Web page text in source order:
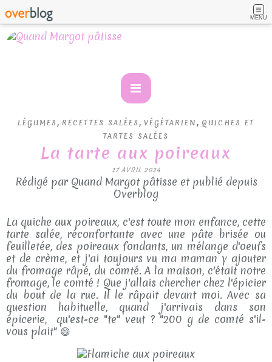
MENU
LÉGUMES , RECETTES SALÉES , VÉGÉTARIEN , QUICHES ET
TARTES SALÉES
La tarte aux poireaux
17 AVRIL 2024
Rédigé par Quand Margot pâtisse et publié depuis
Overblog
La quiche aux poireaux, c'est toute mon enfance, cette
tarte salée, réconfortante avec une pâte brisée ou
feuilletée, des poireaux fondants, un mélange d'oeufs
et de crème, et j'ai toujours vu ma maman y ajouter
du fromage râpé, du comté. A la maison, c'était notre
fromage, le comté ! Que j'allais chercher chez l'épicier
du bout de la rue. Il le râpait devant moi. Avec sa
question habituelle, quand j'arrivais dans son
épicerie, qu'est-ce "te" veut ? "200 g de comté s'il-
vous plait" 😄